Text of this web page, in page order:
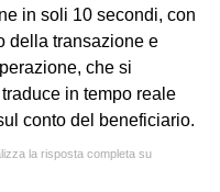
in soli 10 secondi, con
della transazione e
che si
in tempo reale
conto del beneficiario.
la risposta completa su